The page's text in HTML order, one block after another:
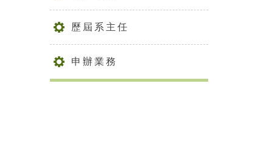
歷屆系主任
申辦業務